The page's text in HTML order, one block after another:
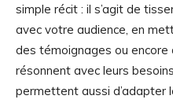
simple récit : il s’agit de
avec votre audience, en
des témoignages ou encore
résonnent avec leurs
permettent aussi d’adapter